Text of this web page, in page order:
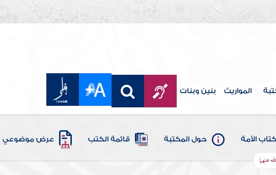
المواريث بنين وبنات
كتاب الأمة حول المكتبة قائمة الكتب عرض موضوعي
عنهما